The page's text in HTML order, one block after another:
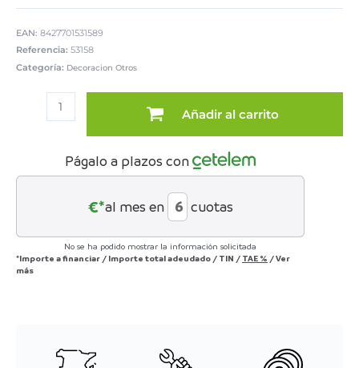
EAN: 8427701531589
Referencia: 53158
Categoría: Decoracion Otros
cantidad
Añadir al carrito
Págalo a plazos con
€*al mes en cuotas
No se ha podido mostrar la información solicitada
*Importe a financiar / Importe total adeudado / TIN / TAE % /Ver
más